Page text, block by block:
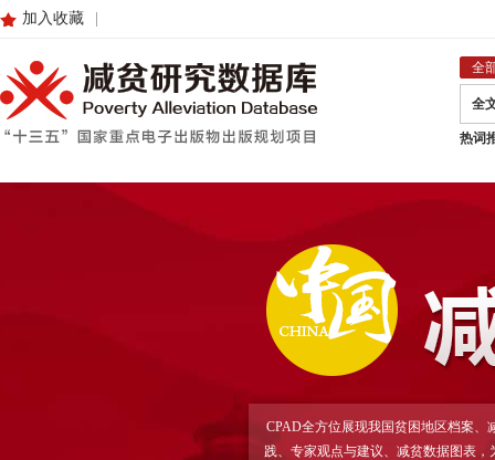
加入收藏
全
全
热词
CPAD全方位展现我国贫困地区档案
践、专家观点与建议、减贫数据图表